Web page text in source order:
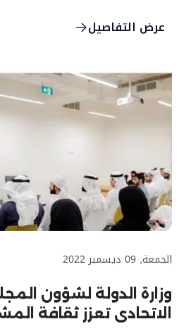
عرض التفاصيل
الجمعة, 09 ديسمبر 2022
وزارة الدولة لشؤون
الاتحادي تعزز ثقافة